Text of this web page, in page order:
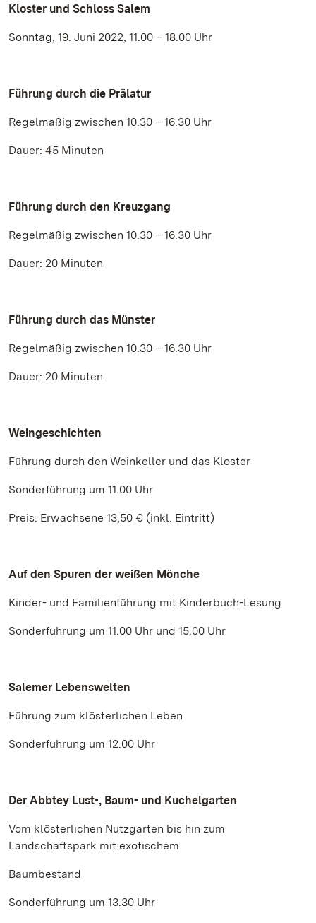
Kloster und Schloss Salem
Sonntag, 19. Juni 2022, 11.00 – 18.00 Uhr
Führung durch die Prälatur
Regelmäßig zwischen 10.30 – 16.30 Uhr
Dauer: 45 Minuten
Führung durch den Kreuzgang
Regelmäßig zwischen 10.30 – 16.30 Uhr
Dauer: 20 Minuten
Führung durch das Münster
Regelmäßig zwischen 10.30 – 16.30 Uhr
Dauer: 20 Minuten
Weingeschichten
Führung durch den Weinkeller und das Kloster
Sonderführung um 11.00 Uhr
Preis: Erwachsene 13,50 € (inkl. Eintritt)
Auf den Spuren der weißen Mönche
Kinder- und Familienführung mit Kinderbuch-Lesung
Sonderführung um 11.00 Uhr und 15.00 Uhr
Salemer Lebenswelten
Führung zum klösterlichen Leben
Sonderführung um 12.00 Uhr
Der Abbtey Lust-, Baum- und Kuchelgarten
Vom klösterlichen Nutzgarten bis hin zum
Landschaftspark mit exotischem
Baumbestand
Sonderführung um 13.30 Uhr